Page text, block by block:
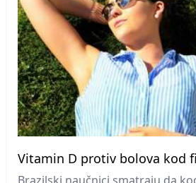
Vitamin D protiv bolova kod